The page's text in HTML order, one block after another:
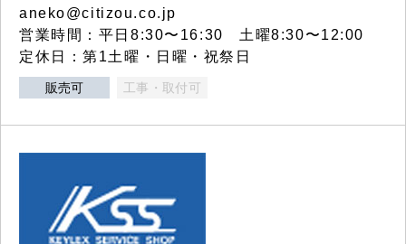
aneko@citizou.co.jp
営業時間：平日8:30〜16:30 土曜8:30〜12:00
定休日：第1土曜・日曜・祝祭日
販売可 工事・取付可